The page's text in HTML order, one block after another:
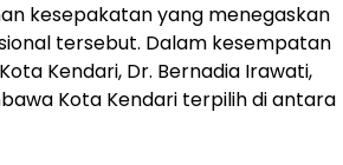
kesepakatan yang menegaskan
tersebut. Dalam kesempatan
Kendari, Dr. Bernadia Irawati,
Kota Kendari terpilih di antara